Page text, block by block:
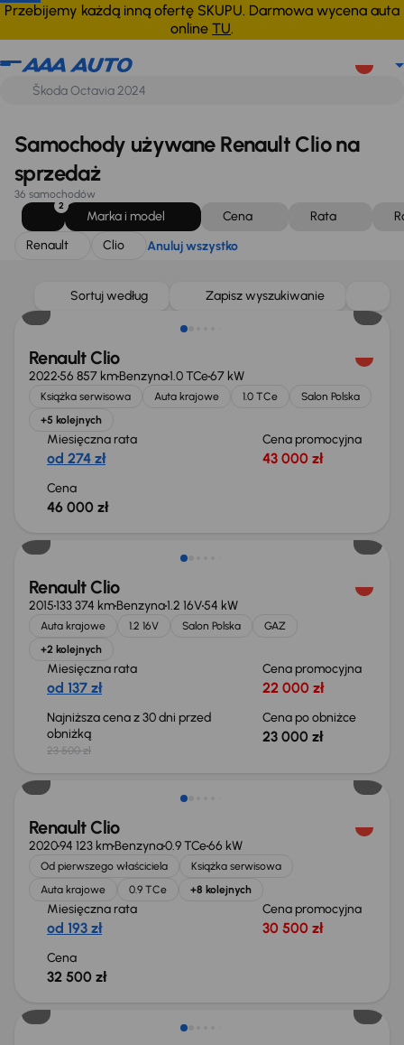
Przebijemy każdą inną ofertę SKUPU. Darmowa wycena auta
online TU.
Renault Clio Anuluj wszystko
Samochody używane Renault Clio na
sprzedaż
36 samochodów
2
Marka i model Cena Rata
Renault
Clio Anuluj wszystko
Sortuj według Zapisz wyszukiwanie
Renault Clio
202256 857 kmBenzyna1.0 TCe67 kW
Książka serwisowa Auta krajowe 1.0 TCe
Salon Polska
+5 kolejnych
Miesięczna rata
od 274 zł
Cena promocyjna
43 000 zł
Cena
46 000 zł
Taniej o 500 zł
Renault Clio
2015133 374 kmBenzyna1.2 16V54 kW
Auta krajowe 1.2 16V Salon Polska
GAZ
+2 kolejnych
Miesięczna rata
od 137 zł
Cena promocyjna
22 000 zł
Najniższa cena z 30 dni przed
obniżką
23 500 zł
Cena po obniżce
23 000 zł
Możliwość odliczenia VAT
Renault Clio
202094 123 kmBenzyna0.9 TCe66 kW
Od pierwszego właściciela
Książka serwisowa
Auta krajowe
0.9 TCe +8 kolejnych
Miesięczna rata
od 193 zł
Cena promocyjna
30 500 zł
Cena
32 500 zł
Świeżo skupione